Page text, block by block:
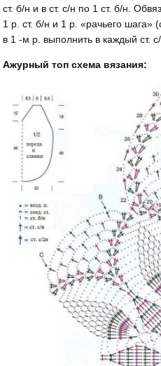
ст. б/н и в ст. с/н по 1 ст. б/н.
1 р. ст. б/н и 1 р. «рачьего шага»
в 1 -м р. выполнить в каждый ст. с/
Ажурный топ схема вязания: